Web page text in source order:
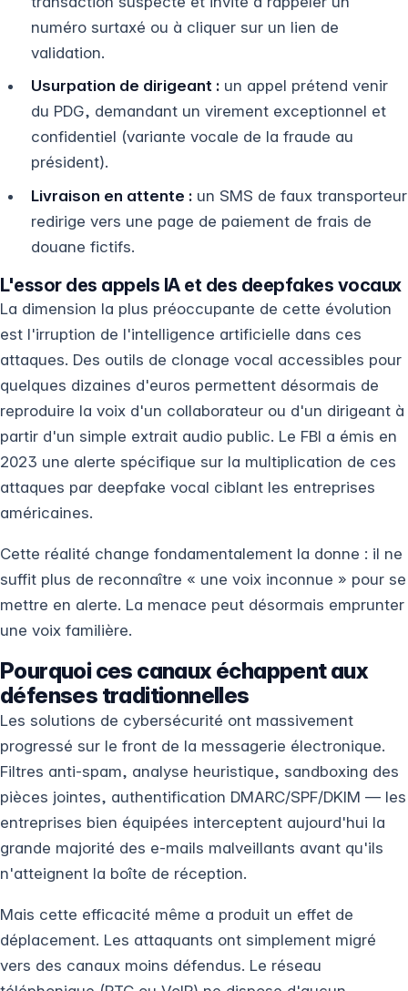
numéro surtaxé ou à cliquer sur un lien de
validation.
Usurpation de dirigeant : un appel prétend venir
du PDG, demandant un virement exceptionnel et
confidentiel (variante vocale de la fraude au
président).
Livraison en attente : un SMS de faux transporteur
redirige vers une page de paiement de frais de
douane fictifs.
L'essor des appels IA et des deepfakes vocaux
La dimension la plus préoccupante de cette évolution
est l'irruption de l'intelligence artificielle dans ces
attaques. Des outils de clonage vocal accessibles pour
quelques dizaines d'euros permettent désormais de
reproduire la voix d'un collaborateur ou d'un dirigeant à
partir d'un simple extrait audio public. Le FBI a émis en
2023 une alerte spécifique sur la multiplication de ces
attaques par deepfake vocal ciblant les entreprises
américaines.
Cette réalité change fondamentalement la donne : il ne
suffit plus de reconnaître « une voix inconnue » pour se
mettre en alerte. La menace peut désormais emprunter
une voix familière.
Pourquoi ces canaux échappent aux
défenses traditionnelles
Les solutions de cybersécurité ont massivement
progressé sur le front de la messagerie électronique.
Filtres anti-spam, analyse heuristique, sandboxing des
pièces jointes, authentification DMARC/SPF/DKIM — les
entreprises bien équipées interceptent aujourd'hui la
grande majorité des e-mails malveillants avant qu'ils
n'atteignent la boîte de réception.
Mais cette efficacité même a produit un effet de
déplacement. Les attaquants ont simplement migré
vers des canaux moins défendus. Le réseau